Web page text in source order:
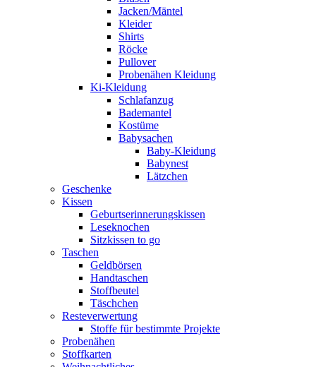
Jacken/Mäntel
Kleider
Shirts
Röcke
Pullover
Probenähen Kleidung
Ki-Kleidung
Schlafanzug
Bademantel
Kostüme
Babysachen
Baby-Kleidung
Babynest
Lätzchen
Geschenke
Kissen
Geburtserinnerungskissen
Leseknochen
Sitzkissen to go
Taschen
Geldbörsen
Handtaschen
Stoffbeutel
Täschchen
Resteverwertung
Stoffe für bestimmte Projekte
Probenähen
Stoffkarten